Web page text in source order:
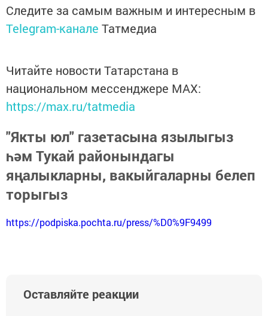
Следите за самым важным и интересным в
Telegram-канале Татмедиа
Читайте новости Татарстана в
национальном мессенджере MАХ:
https://max.ru/tatmedia
"Якты юл" газетасына язылыгыз
һәм Тукай районындагы
яңалыкларны, вакыйгаларны белеп
торыгыз
https://podpiska.pochta.ru/press/%D0%9F9499
Оставляйте реакции